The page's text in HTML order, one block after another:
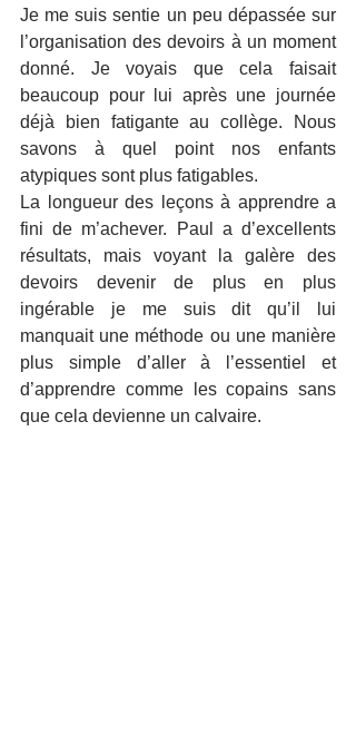
Je me suis sentie un peu dépassée sur
l’organisation des devoirs à un moment
donné. Je voyais que cela faisait
beaucoup pour lui après une journée
déjà bien fatigante au collège. Nous
savons à quel point nos enfants
atypiques sont plus fatigables.
La longueur des leçons à apprendre a
fini de m’achever. Paul a d’excellents
résultats, mais voyant la galère des
devoirs devenir de plus en plus
ingérable je me suis dit qu’il lui
manquait une méthode ou une manière
plus simple d’aller à l’essentiel et
d’apprendre comme les copains sans
que cela devienne un calvaire.